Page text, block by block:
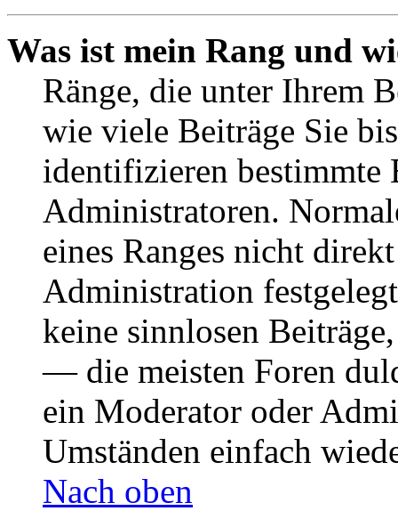
Was ist mein Rang und
Ränge, die unter Ihrem
wie viele Beiträge Sie
identifizieren bestimmte
Administratoren.
eines Ranges nicht
Administration
keine sinnlosen
— die meisten Foren
ein Moderator oder
Umständen einfach
Nach oben